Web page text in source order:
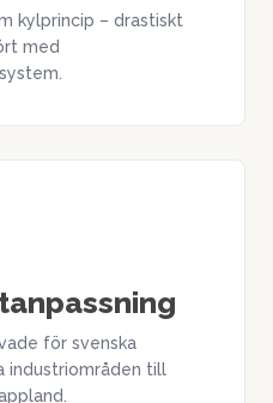
kylprincip – drastiskt
med
för svenska
industriområden till